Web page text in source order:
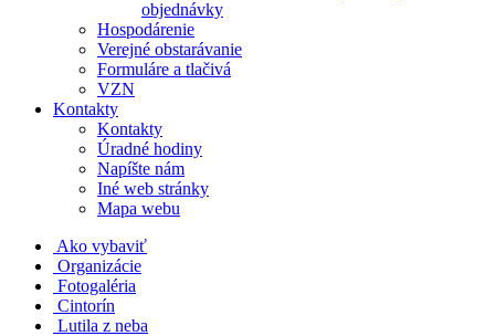
objednávky
Hospodárenie
Verejné obstarávanie
Formuláre a tlačivá
VZN
Kontakty
Kontakty
Úradné hodiny
Napíšte nám
Iné web stránky
Mapa webu
Ako vybaviť
Organizácie
Fotogaléria
Cintorín
Lutila z neba